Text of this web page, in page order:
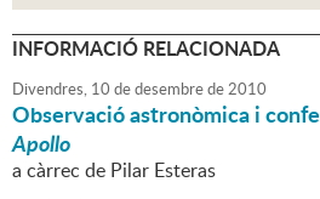
INFORMACIÓ RELACIONADA
Divendres, 10 dedesembrede2010
Observació astronòmica i
Apollo
a càrrec de Pilar Esteras